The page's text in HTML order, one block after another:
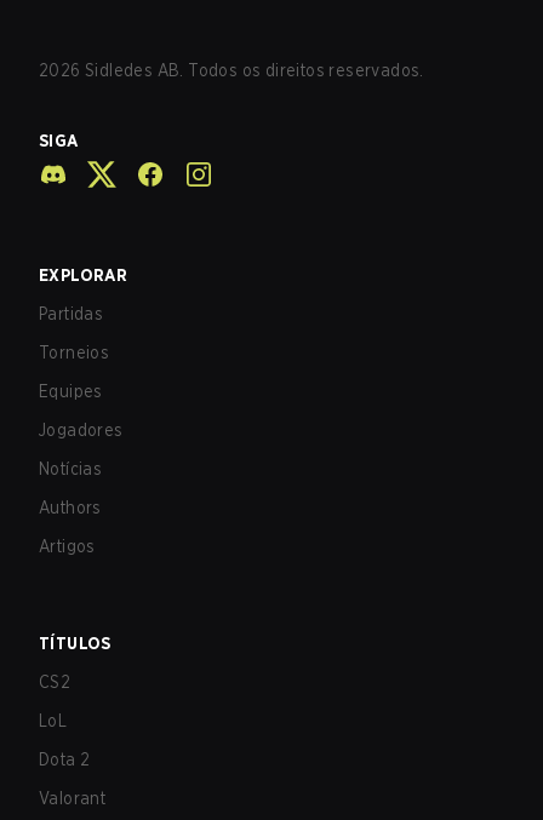
2026 Sidledes AB. Todos os direitos reservados.
SIGA
EXPLORAR
Partidas
Torneios
Equipes
Jogadores
Notícias
Authors
Artigos
TÍTULOS
CS2
LoL
Dota 2
Valorant